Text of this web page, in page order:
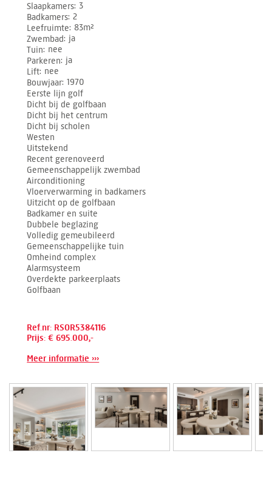
Slaapkamers 3
Badkamers 2
Leefruimte 83m²
Zwembad ja
Tuin nee
Parkeren ja
Lift nee
Bouwjaar 1970
Eerste lijn golf
Dicht bij de golfbaan
Dicht bij het centrum
Dicht bij scholen
Westen
Uitstekend
Recent gerenoveerd
Gemeenschappelijk zwembad
Airconditioning
Vloerverwarming in badkamers
Uitzicht op de golfbaan
Badkamer en suite
Dubbele beglazing
Volledig gemeubileerd
Gemeenschappelijke tuin
Omheind complex
Alarmsysteem
Overdekte parkeerplaats
Golfbaan
Ref.nr: RSOR5384116
Prijs: € 695.000,-
Meer informatie ›››